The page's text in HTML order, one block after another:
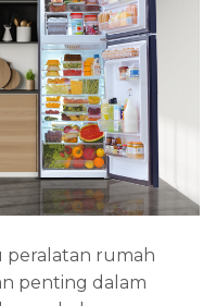
peralatan rumah
penting dalam